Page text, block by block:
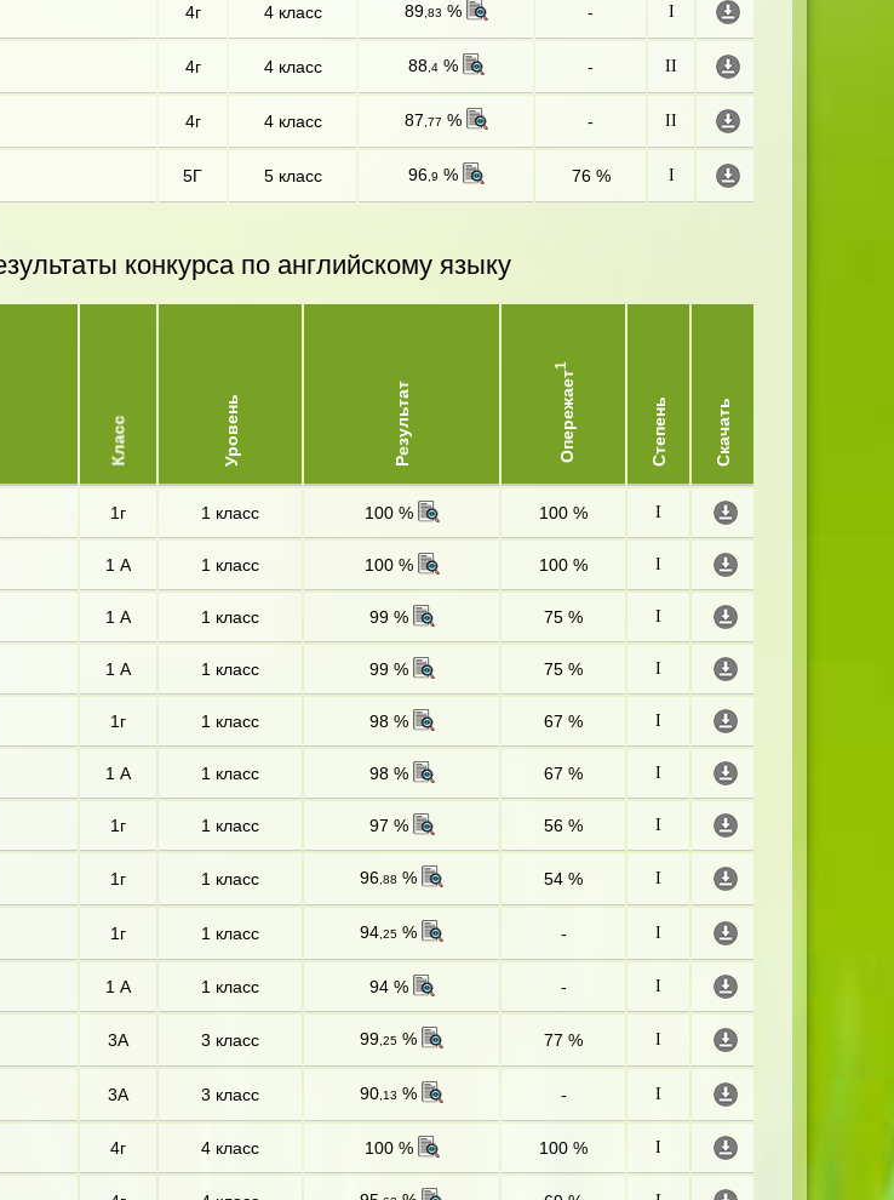
4г 4 класс 89,83 % - I
4г 4 класс 88,4% - II
4г 4 класс 87 ,77 % - II
5Г 5 класс 96,9 % 76 % I
конкурса по английскому языку
Класс Уровень Результат Опережает
1
Степень Скачать
1г 1 класс 100 % 100 % I
1 А 1 класс 100 % 100 % I
1 А 1 класс 99 % 75 % I
1 А 1 класс 99 % 75 % I
1г 1 класс 98 % 67 % I
1 А 1 класс 98 % 67 % I
1г 1 класс 97 % 56 % I
1г 1 класс 96 ,88 % 54 % I
1г 1 класс 94 ,25 % - I
1 А 1 класс 94 % - I
3А 3 класс 99 ,25 % 77 % I
3А 3 класс 90 ,13 % - I
4г 4 класс 100 % 100 % I